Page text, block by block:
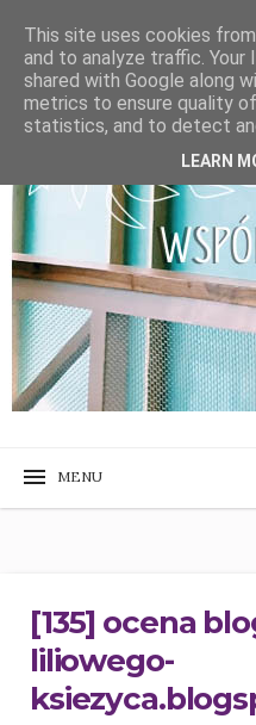
[135] ocena
liliowego-
This site uses cookies
and to analyze traffic. Your
shared with Google along
metrics to ensure quality
statistics, and to detect
LEARN